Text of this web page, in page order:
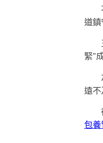
不
道鎮
王
緊”
灰
遠不
復
包